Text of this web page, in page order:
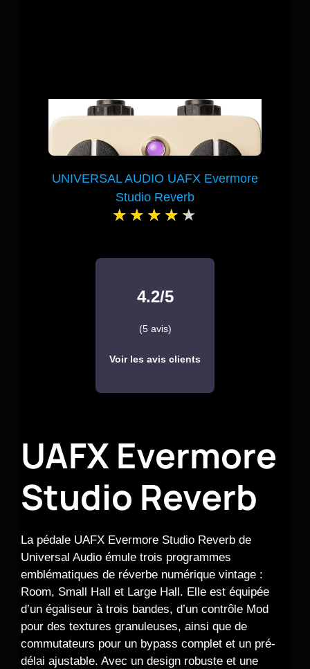
UNIVERSAL AUDIO UAFX Evermore
Studio Reverb
4.2/5
(5 avis)
Voir les avis clients
UAFX Evermore
Studio Reverb
La pédale UAFX Evermore Studio Reverb de
Universal Audio émule trois programmes
emblématiques de réverbe numérique vintage :
Room, Small Hall et Large Hall. Elle est équipée
d’un égaliseur à trois bandes, d’un contrôle Mod
pour des textures granuleuses, ainsi que de
commutateurs pour un bypass complet et un pré-
délai ajustable. Avec un design robuste et une